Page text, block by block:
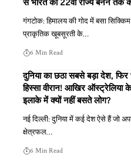
से भारत का 22वां राज्य बनने तक
गंगटोक: हिमालय की गोद में बसा
प्राकृतिक खूबसूरती के…
6 Min Read
दुनिया का छठा सबसे बड़ा देश,
हिस्सा वीरान! आखिर ऑस्ट्रेलिया
इलाके में क्यों नहीं बसते लोग?
नई दिल्ली: दुनिया में कई देश ऐसे हैं जो
क्षेत्रफल…
6 Min Read